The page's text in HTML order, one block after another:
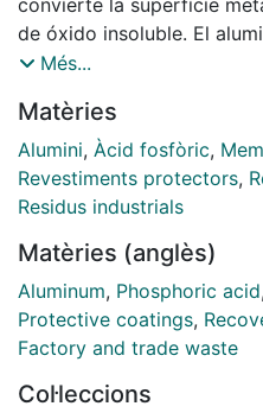
de óxido insoluble. El
anodizado con más
baños de ácido fosfórico
anodización, las piezas
cuidadosamente, y es en
produce una dilución de la
Es en este aspecto donde
calidad medioambiental
de recuperación y
fosfórico.
Més...
Matèries
Alumini, Àcid fosfòric,
Revestiments protectors,
Residus industrials
Matèries (anglès)
Aluminum, Phosphoric acid,
Protective coatings,
Factory and trade waste
Col·leccions